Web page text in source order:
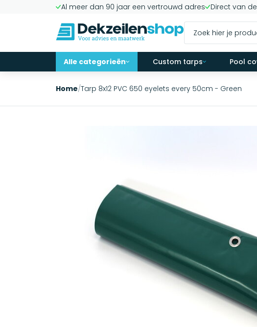
Al meer dan 90 jaar een vertrouwd adres Direct van
Alle categorieën Custom tarps Pool
Home/Tarp 8x12 PVC 650 eyelets every 50cm - Green